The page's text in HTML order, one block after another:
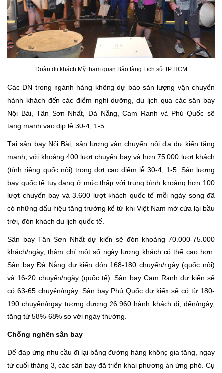
Đoàn du khách Mỹ tham quan Bảo tàng Lịch sử TP HCM
Các DN trong ngành hàng không dự báo sản lượng vận chuyển
hành khách đến các điểm nghỉ dưỡng, du lịch qua các sân bay
Nội Bài, Tân Sơn Nhất, Đà Nẵng, Cam Ranh và Phú Quốc sẽ
tăng mạnh vào dịp lễ 30-4, 1-5.
Tại sân bay Nội Bài, sản lượng vận chuyển nội địa dự kiến tăng
mạnh, với khoảng 400 lượt chuyến bay và hơn 75.000 lượt khách
(tính riêng quốc nội) trong đợt cao điểm lễ 30-4, 1-5. Sản lượng
bay quốc tế tuy đang ở mức thấp với trung bình khoảng hơn 100
lượt chuyến bay và 3.600 lượt khách quốc tế mỗi ngày song đã
có những dấu hiệu tăng trưởng kể từ khi Việt Nam mở cửa lại bầu
trời, đón khách du lịch quốc tế.
Sân bay Tân Sơn Nhất dự kiến sẽ đón khoảng 70.000-75.000
khách/ngày, thậm chí một số ngày lượng khách có thể cao hơn.
Sân bay Đà Nẵng dự kiến đón 168-180 chuyến/ngày (quốc nội)
và 16-20 chuyến/ngày (quốc tế). Sân bay Cam Ranh dự kiến sẽ
có 63-65 chuyến/ngày. Sân bay Phú Quốc dự kiến sẽ có từ 180-
190 chuyến/ngày tương đương 26.960 hành khách đi, đến/ngày,
tăng từ 58%-68% so với ngày thường.
Chống nghẽn sân bay
Để đáp ứng nhu cầu đi lại bằng đường hàng không gia tăng, ngay
từ cuối tháng 3, các sân bay đã triển khai phương án ứng phó. Cụ